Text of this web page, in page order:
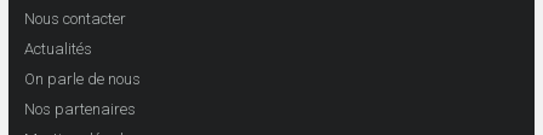
Nous contacter
Actualités
On parle de nous
Nos partenaires